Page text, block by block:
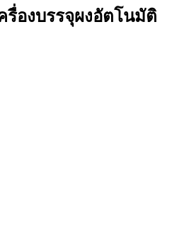
รื่องบรรจุผงอัตโนมัติ